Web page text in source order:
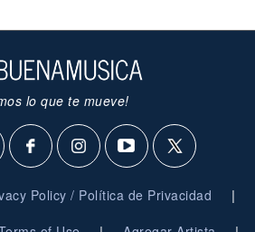
lo que te mueve!
Policy / Política de Privacidad |